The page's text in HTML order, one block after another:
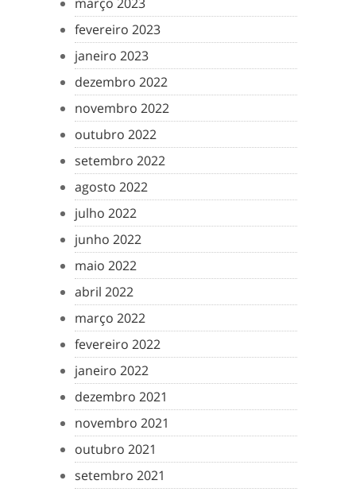
fevereiro 2023
janeiro 2023
dezembro 2022
novembro 2022
outubro 2022
setembro 2022
agosto 2022
julho 2022
junho 2022
maio 2022
abril 2022
março 2022
fevereiro 2022
janeiro 2022
dezembro 2021
novembro 2021
outubro 2021
setembro 2021